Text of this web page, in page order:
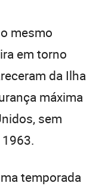
mesmo
em torno
da Ilha
máxima
sem
temporada